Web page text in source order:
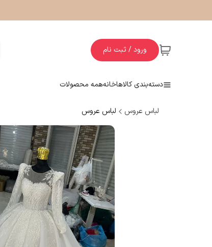
ورود / ثبت نام
دسته‌بندی کالاهاخانههمه محصولات
لباس عروس لباس عروس